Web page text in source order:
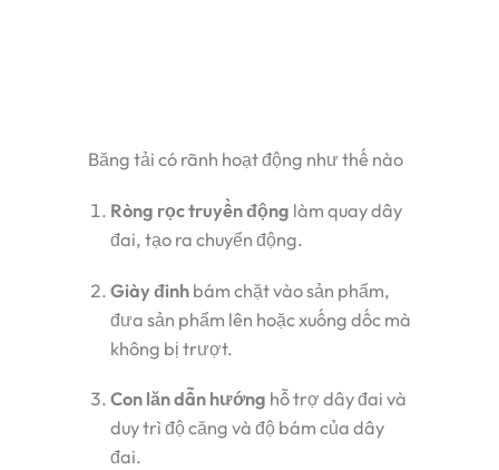
Băng tải có rãnh hoạt động như thế nào
Ròng rọc truyền động làm quay dây
đai, tạo ra chuyển động.
Giày đinh bám chặt vào sản phẩm,
đưa sản phẩm lên hoặc xuống dốc mà
không bị trượt.
Con lăn dẫn hướng hỗ trợ dây đai và
duy trì độ căng và độ bám của dây
đai.